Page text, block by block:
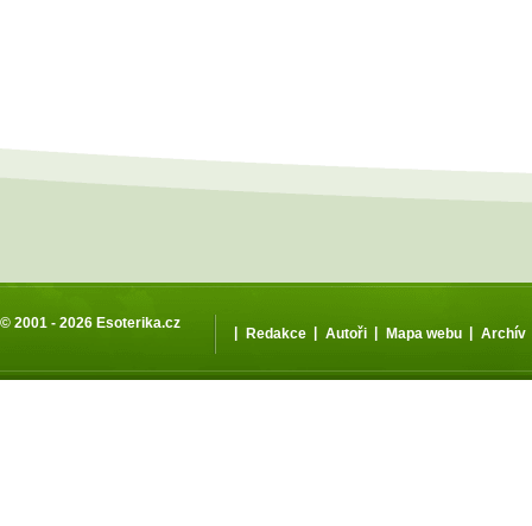
© 2001 - 2026 Esoterika.cz
| Redakce | Autoři | Mapa webu | Archív